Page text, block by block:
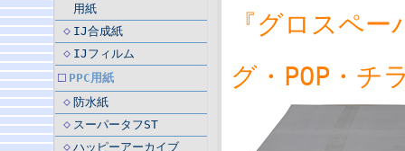
用紙
IJ合成紙
IJフィルム
PPC用紙
防水紙
スーパータフST
ハッピーアーカイブ
『グロスペー
グ・POP・チ